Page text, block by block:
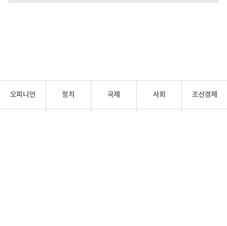
오피니언 정치 국제 사회 조선경제